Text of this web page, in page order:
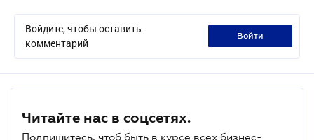
Войдите, чтобы оставить
комментарий
войти
Читайте нас в соцсетях.
Подпишитесь, чтоб быть в курсе всех бизнес-